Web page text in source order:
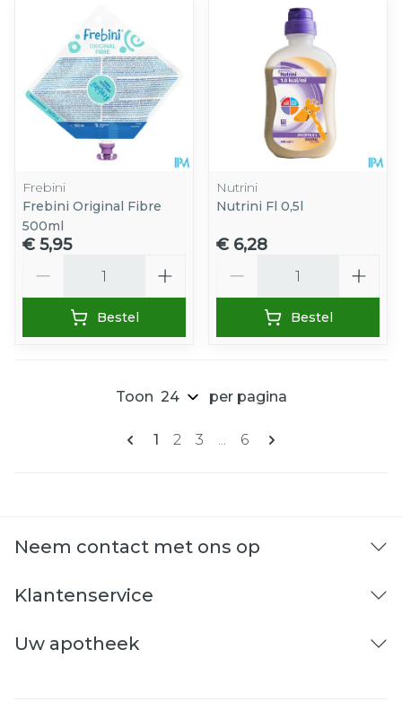
Frebini
Frebini Original Fibre
500ml
€ 5,95
Bestel
Nutrini
Nutrini Fl 0,5l
€ 6,28
Bestel
Pagina's
U lees momenteel pagina
1 Pagina
2 Pagina
3 ... Pagina
6
Toon per pagina
Neem contact met ons op
Klantenservice
Uw apotheek